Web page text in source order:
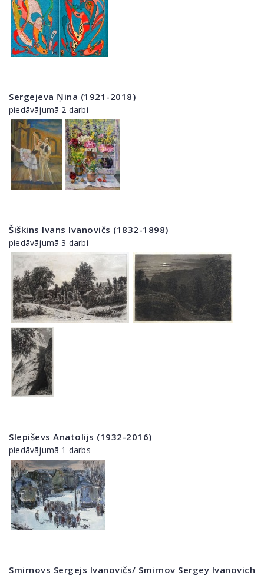
Sergejeva Ņina (1921-2018)
piedāvājumā 2 darbi
Šiškins Ivans Ivanovičs (1832-1898)
piedāvājumā 3 darbi
Slepiševs Anatolijs (1932-2016)
piedāvājumā 1 darbs
Smirnovs Sergejs Ivanovičs/ Smirnov Sergey Ivanovich